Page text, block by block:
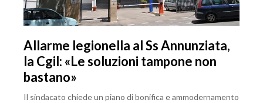
Allarme legionella al Ss Annunziata,
la Cgil: «Le soluzioni tampone non
bastano»
Il sindacato chiede un piano di bonifica e ammodernamento